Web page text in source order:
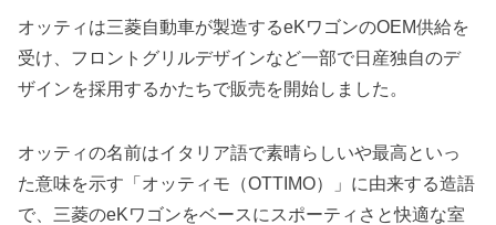
オッティは三菱自動車が製造するeKワゴンのOEM供給を
受け、フロントグリルデザインなど一部で日産独自のデ
ザインを採用するかたちで販売を開始しました。
オッティの名前はイタリア語で素晴らしいや最高といっ
た意味を示す「オッティモ（OTTIMO）」に由来する造語
で、三菱のeKワゴンをベースにスポーティさと快適な室